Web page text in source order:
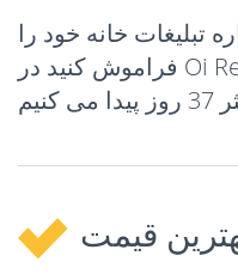
تبلیغات خانه خود را
فراموش کنید در Oi Real Estate ما خریدار حق را
قیمت